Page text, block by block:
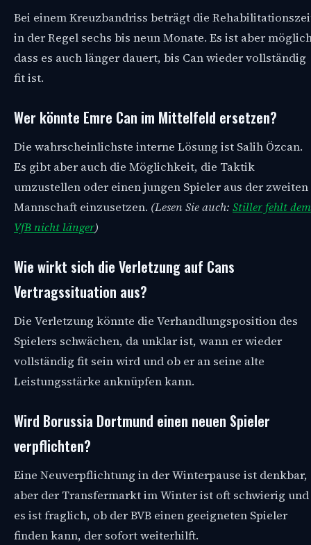
Bei einem Kreuzbandriss beträgt die
in der Regel sechs bis neun Monate. Es ist aber
dass es auch länger dauert, bis Can wieder vollständig
fit ist.
Wer könnte Emre Can im Mittelfeld ersetzen?
Die wahrscheinlichste interne Lösung ist Salih Özcan.
Es gibt aber auch die Möglichkeit, die Taktik
umzustellen oder einen jungen Spieler aus der zweiten
Mannschaft einzusetzen. (Lesen Sie auch: Stiller fehlt dem
VfB nicht länger)
Wie wirkt sich die Verletzung auf Cans
Vertragssituation aus?
Die Verletzung könnte die Verhandlungsposition des
Spielers schwächen, da unklar ist, wann er wieder
vollständig fit sein wird und ob er an seine alte
Leistungsstärke anknüpfen kann.
Wird Borussia Dortmund einen neuen Spieler
verpflichten?
Eine Neuverpflichtung in der Winterpause ist denkbar,
aber der Transfermarkt im Winter ist oft schwierig und
es ist fraglich, ob der BVB einen geeigneten Spieler
finden kann, der sofort weiterhilft.